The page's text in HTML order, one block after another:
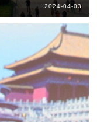
2024-04-03